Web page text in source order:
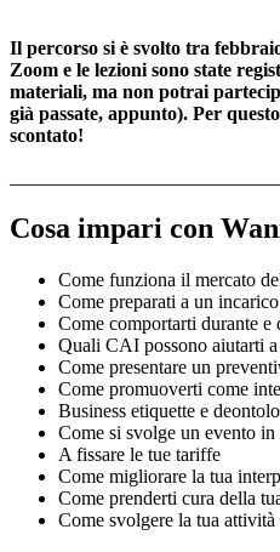
Il percorso si è svolto tra
Zoom e le lezioni sono state
materiali, ma non potrai
già passate, appunto). Per
scontato!
Cosa impari con
Come funziona il mercato
Come preparati a un incarico
Come comportarti durante e
Quali CAI possono aiutarti
Come presentare un
Come promuoverti come
Business etiquette e
Come si svolge un evento in
A fissare le tue tariffe
Come migliorare la tua
Come prenderti cura della
Come svolgere la tua attività